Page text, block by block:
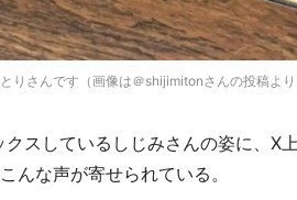
りさんです（画像は＠shijimitonさんの投稿より
スしているしじみさんの姿に、X
んな声が寄せられている。